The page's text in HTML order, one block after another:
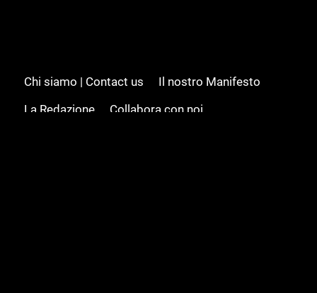
Chi siamo | Contact us
Il nostro Manifesto
La Redazione
Collabora con noi